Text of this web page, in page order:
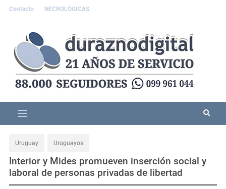
Contacto NECROLÓGICAS
Uruguay Uruguayos
Interior y Mides promueven inserción social y
laboral de personas privadas de libertad